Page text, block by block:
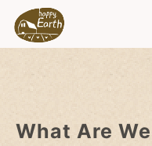
What Are